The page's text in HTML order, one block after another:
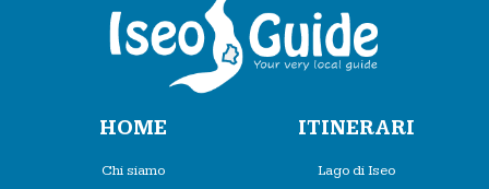
HOME
Chi siamo
ITINERARI
Lago di Iseo